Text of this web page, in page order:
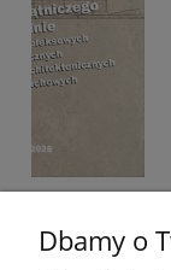
Śląskie
Dbamy o